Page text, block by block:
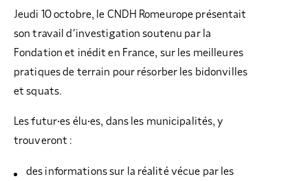
Jeudi 10 octobre, le CNDH Romeurope présentait
son travail d’investigation soutenu par la
Fondation et inédit en France, sur les meilleures
pratiques de terrain pour résorber les bidonvilles
et squats.
Les futur·es élu·es, dans les municipalités, y
trouveront :
des informations sur la réalité vécue par les